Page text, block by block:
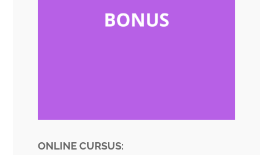
ONLINE CURSUS: